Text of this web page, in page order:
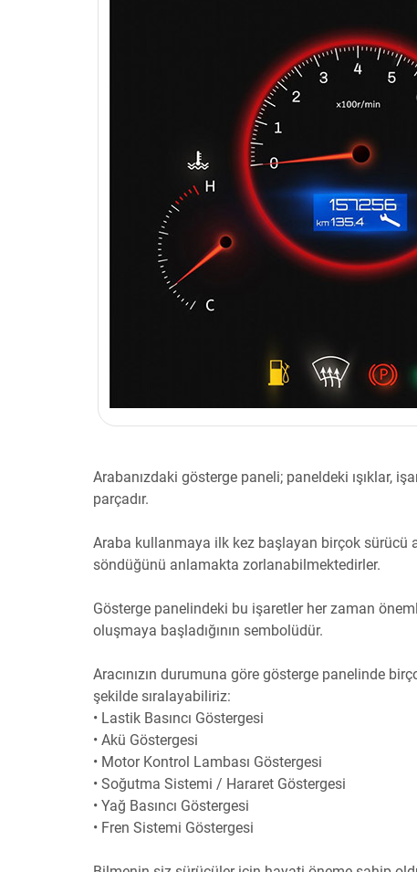
Arabanızdaki gösterge paneli; paneldeki ışıklar,
parçadır.
Araba kullanmaya ilk kez başlayan birçok sürücü
söndüğünü anlamakta zorlanabilmektedirler.
Gösterge panelindeki bu işaretler her zaman
oluşmaya başladığının sembolüdür.
Aracınızın durumuna göre gösterge panelinde
şekilde sıralayabiliriz:
• Lastik Basıncı Göstergesi
• Akü Göstergesi
• Motor Kontrol Lambası Göstergesi
• Soğutma Sistemi / Hararet Göstergesi
• Yağ Basıncı Göstergesi
• Fren Sistemi Göstergesi